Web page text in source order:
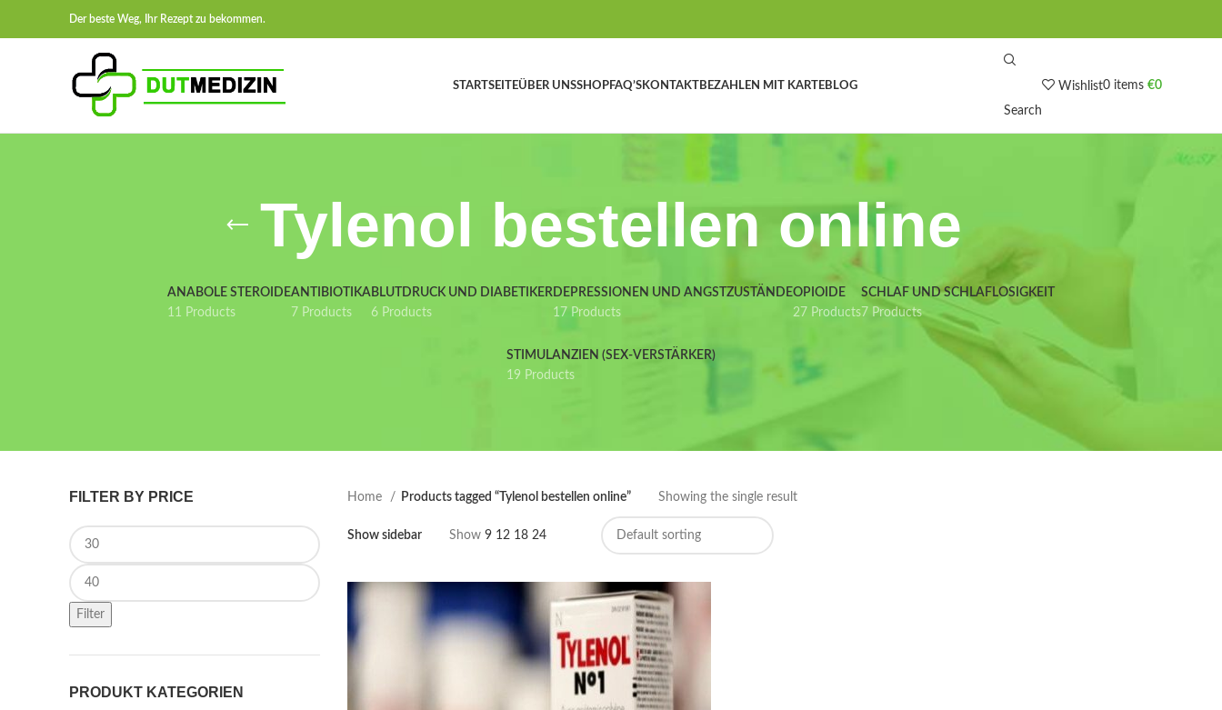
Der beste Weg, Ihr Rezept zu bekommen.
STARTSEITEÜBER UNSSHOPFAQ’SKONTAKTBEZAHLEN MIT KARTEBLOG
Search
Wishlist0 items €0
Tylenol bestellen online
ANABOLE STEROIDE
11 Products
ANTIBIOTIKA
7 Products
BLUTDRUCK UND DIABETIKER
6 Products
DEPRESSIONEN UND ANGSTZUSTÄNDE
17 Products
OPIOIDE
27 Products
SCHLAF UND SCHLAFLOSIGKEIT
7 Products
STIMULANZIEN (SEX-VERSTÄRKER)
19 Products
FILTER BY PRICE
Min price
Max price
Filter
PRODUKT KATEGORIEN
Home Products tagged “Tylenol bestellen online” Showing the single result
Show sidebar Show 9 12 18 24